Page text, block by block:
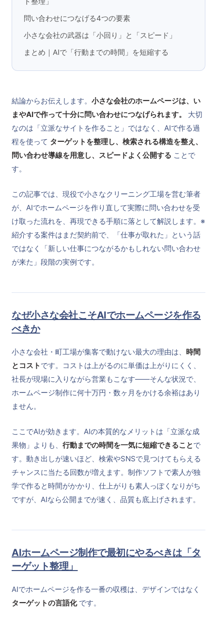
問い合わせにつなげる4つの要素
小さな会社の武器は「小回り」と「スピード」
まとめ｜AIで「行動までの時間」を短縮する
結論からお伝えします。 小さな会社のホームページは、い
まやAIで作って十分に問い合わせにつなげられます。
大切
なのは「立派なサイトを作ること」ではなく、AIで作る過
程を使って ターゲットを整理し、検索される構造を整え、
問い合わせ導線を用意し、スピードよく公開する ことで
す。
この記事では、現役で小さなクリーニング工場を営む筆者
が、AIでホームページを作り直して実際に問い合わせを受
け取った流れを、再現できる手順に落として解説します。※
紹介する案件はまだ契約前で、「仕事が取れた」という話
ではなく「新しい仕事につながるかもしれない問い合わせ
が来た」段階の実例です。
なぜ小さな会社こそAIでホームページを作る
べきか
小さな会社・町工場が集客で動けない最大の理由は、 時間
とコスト です。コストは上がるのに単価は上がりにくく、
社長が現場に入りながら営業もこなす——そんな状況で、
ホームページ制作に何十万円・数ヶ月をかける余裕はあり
ません。
ここでAIが効きます。AIの本質的なメリットは「立派な成
果物」よりも、 行動までの時間を一気に短縮できることで
す。動き出しが速いほど、検索やSNSで見つけてもらえる
チャンスに当たる回数が増えます。制作ソフトで素人が独
学で作ると時間がかかり、仕上がりも素人っぽくなりがち
ですが、AIなら公開までが速く、品質も底上げされます。
AIホームページ制作で最初にやるべきは「タ
ーゲット整理」
AIでホームページを作る一番の収穫は、デザインではなく
ターゲットの言語化です。